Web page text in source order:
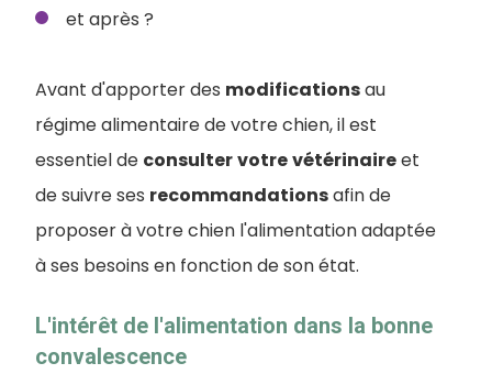
et après ?
Avant d'apporter des modificationsau
régime alimentaire de votre chien, il est
essentiel de consultervotrevétérinaireet
de suivre ses recommandationsafin de
proposer à votre chien l'alimentation adaptée
à ses besoins en fonction de son état.
L'intérêt de l'alimentation dans la bonne
convalescence